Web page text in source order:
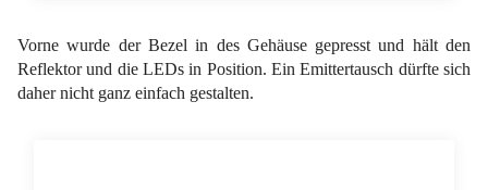
Vorne wurde der Bezel in des Gehäuse gepresst und hält den
Reflektor und die LEDs in Position. Ein Emittertausch dürfte sich
daher nicht ganz einfach gestalten.